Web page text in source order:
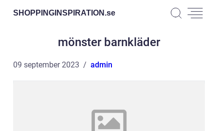
SHOPPINGINSPIRATION.se
mönster barnkläder
09 september 2023 admin